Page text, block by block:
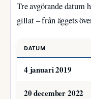
Tre avgörande datum
gillat – från äggets
DATUM
4 januari 2019
20 december 2022